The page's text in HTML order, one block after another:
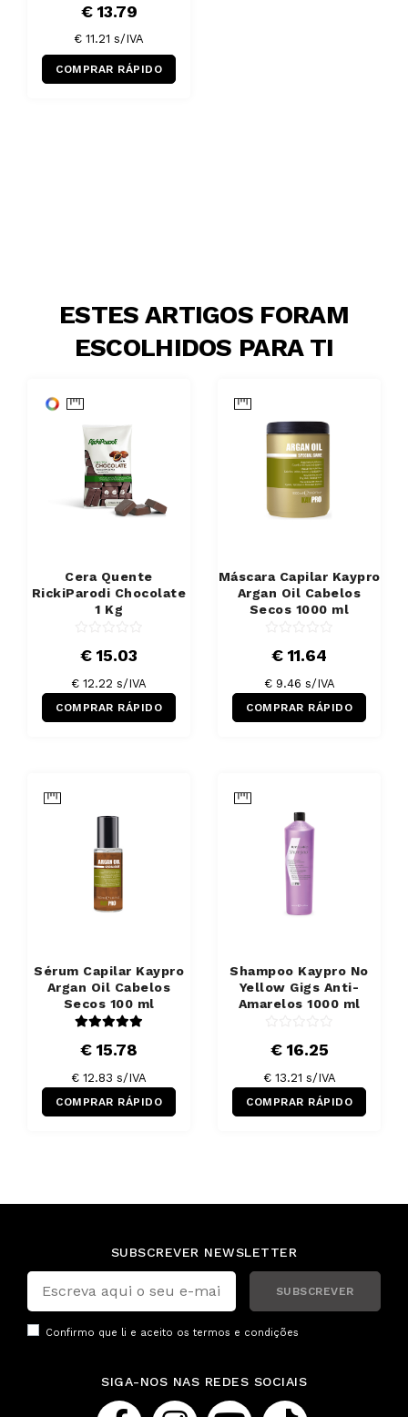
€ 13.79
€ 11.21 s/IVA
COMPRAR RÁPIDO
ESTES ARTIGOS FORAM
ESCOLHIDOS PARA TI
Cera Quente
RickiParodi Chocolate
1 Kg
€ 15.03
€ 12.22 s/IVA
COMPRAR RÁPIDO
Máscara Capilar Kaypro
Argan Oil Cabelos
Secos 1000 ml
€ 11.64
€ 9.46 s/IVA
COMPRAR RÁPIDO
Sérum Capilar Kaypro
Argan Oil Cabelos
Secos 100 ml
€ 15.78
€ 12.83 s/IVA
COMPRAR RÁPIDO
Shampoo Kaypro No
Yellow Gigs Anti-
Amarelos 1000 ml
€ 16.25
€ 13.21 s/IVA
COMPRAR RÁPIDO
SUBSCREVER NEWSLETTER
SUBSCREVER
Confirmo que li e aceito os termos e condições
SIGA-NOS NAS REDES SOCIAIS